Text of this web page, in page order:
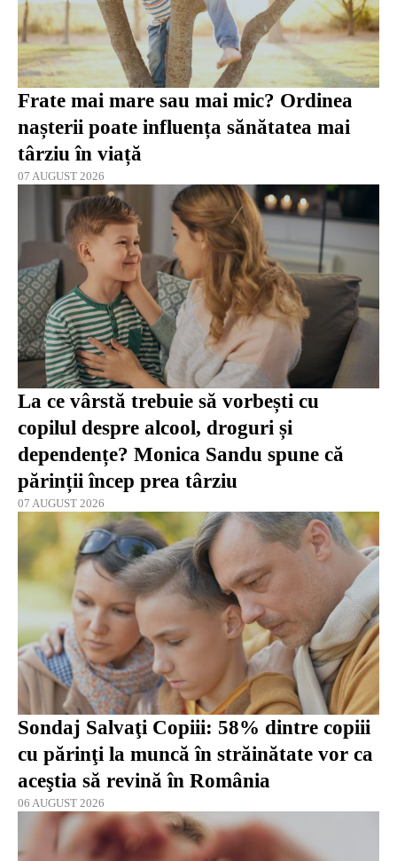
Frate mai mare sau mai mic? Ordinea
nașterii poate influența sănătatea mai
târziu în viață
07 AUGUST 2026
La ce vârstă trebuie să vorbești cu
copilul despre alcool, droguri și
dependențe? Monica Sandu spune că
părinții încep prea târziu
07 AUGUST 2026
Sondaj Salvaţi Copiii: 58% dintre copiii
cu părinţi la muncă în străinătate vor ca
aceştia să revină în România
06 AUGUST 2026